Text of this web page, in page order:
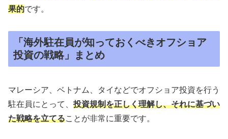
果的です。
「海外駐在員が知っておくべきオフショア
投資の戦略」まとめ
マレーシア、ベトナム、タイなどでオフショア投資を⾏う
駐在員にとって、 投資規制を正しく理解し、それに基づい
た戦略を⽴てることが非常に重要です。